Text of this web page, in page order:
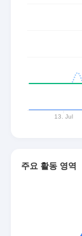
주요 활동 영역